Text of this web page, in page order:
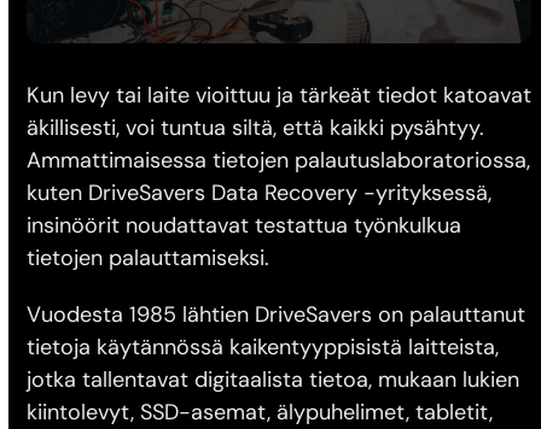
Kun levy tai laite vioittuu ja tärkeät tiedot katoavat
äkillisesti, voi tuntua siltä, että kaikki pysähtyy.
Ammattimaisessa tietojen palautuslaboratoriossa,
kuten DriveSavers Data Recovery -yrityksessä,
insinöörit noudattavat testattua työnkulkua
tietojen palauttamiseksi.
Vuodesta 1985 lähtien DriveSavers on palauttanut
tietoja käytännössä kaikentyyppisistä laitteista,
jotka tallentavat digitaalista tietoa, mukaan lukien
kiintolevyt, SSD-asemat, älypuhelimet, tabletit,